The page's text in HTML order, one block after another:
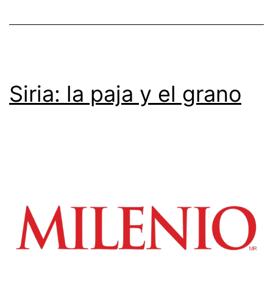
Siria: la paja y el grano